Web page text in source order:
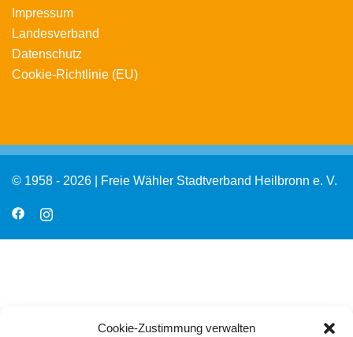
Cookie-Zustimmung verwalten
Impressum
Landesverband
Datenschutz
Cookie-Richtlinie (EU)
© 1958 - 2026 | Freie Wähler Stadtverband Heilbronn e. V.